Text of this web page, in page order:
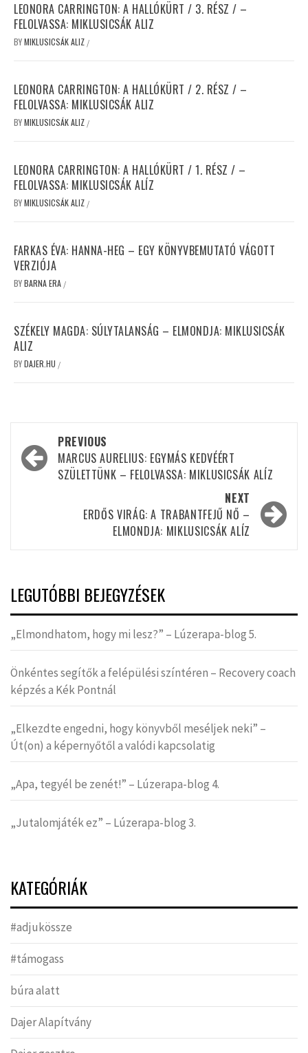
LEONORA CARRINGTON: A HALLÓKÜRT / 3. RÉSZ / –
FELOLVASSA: MIKLUSICSÁK ALIZ
BYMIKLUSICSÁK ALIZ /
LEONORA CARRINGTON: A HALLÓKÜRT / 2. RÉSZ / –
FELOLVASSA: MIKLUSICSÁK ALIZ
BYMIKLUSICSÁK ALIZ /
LEONORA CARRINGTON: A HALLÓKÜRT / 1. RÉSZ / –
FELOLVASSA: MIKLUSICSÁK ALÍZ
BYMIKLUSICSÁK ALIZ /
FARKAS ÉVA: HANNA-HEG – EGY KÖNYVBEMUTATÓ VÁGOTT
VERZIÓJA
BYBARNA ERA /
SZÉKELY MAGDA: SÚLYTALANSÁG – ELMONDJA: MIKLUSICSÁK
ALIZ
BYDAJER.HU /
Post
navigation
PREVIOUS
MARCUS AURELIUS: EGYMÁS KEDVÉÉRT
SZÜLETTÜNK – FELOLVASSA: MIKLUSICSÁK ALÍZ
NEXT
ERDŐS VIRÁG: A TRABANTFEJŰ NŐ –
ELMONDJA: MIKLUSICSÁK ALÍZ
LEGUTÓBBI BEJEGYZÉSEK
„Elmondhatom, hogy mi lesz?” – Lúzerapa-blog 5.
Önkéntes segítők a felépülési színtéren – Recovery coach
képzés a Kék Pontnál
„Elkezdte engedni, hogy könyvből meséljek neki” –
Út(on) a képernyőtől a valódi kapcsolatig
„Apa, tegyél be zenét!” – Lúzerapa-blog 4.
„Jutalomjáték ez” – Lúzerapa-blog 3.
KATEGÓRIÁK
#adjukössze
#támogass
búra alatt
Dajer Alapítvány